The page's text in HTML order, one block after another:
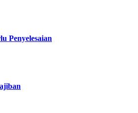
Penyelesaian